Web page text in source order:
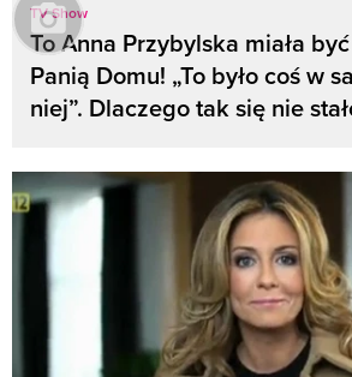
TV Show
To Anna Przybylska miała
Panią Domu! „To było coś w
niej”. Dlaczego tak się nie